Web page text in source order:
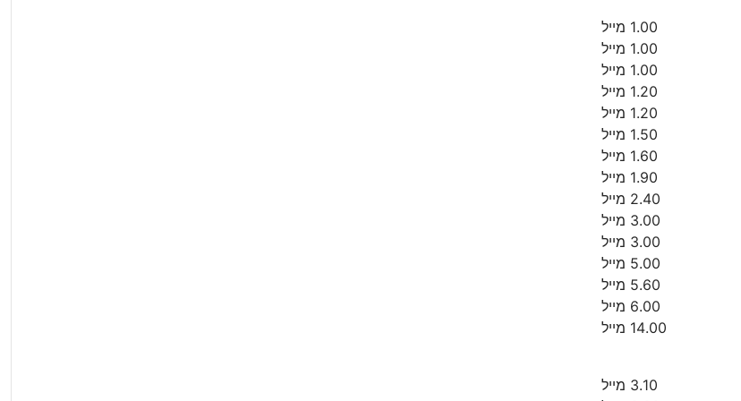
1.00 מייל
1.00 מייל
1.00 מייל
1.20 מייל
1.20 מייל
1.50 מייל
1.60 מייל
1.90 מייל
2.40 מייל
3.00 מייל
3.00 מייל
5.00 מייל
5.60 מייל
6.00 מייל
14.00 מייל
3.10 מייל